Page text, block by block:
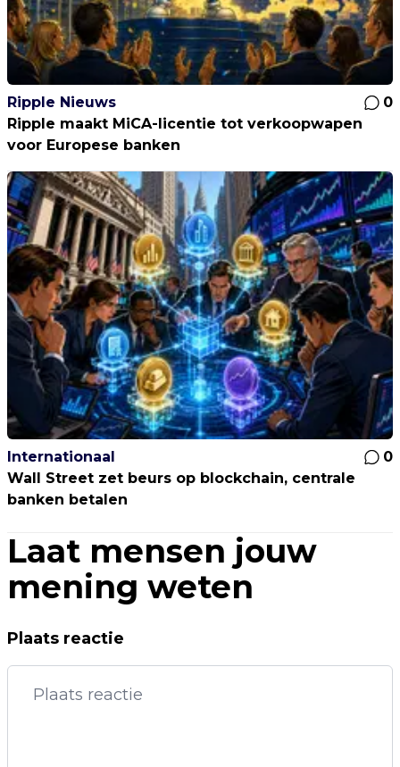
Ripple Nieuws
0
Ripple maakt MiCA-licentie tot verkoopwapen
voor Europese banken
Internationaal
0
Wall Street zet beurs op blockchain, centrale
banken betalen
Laat mensen jouw
mening weten
Plaats reactie